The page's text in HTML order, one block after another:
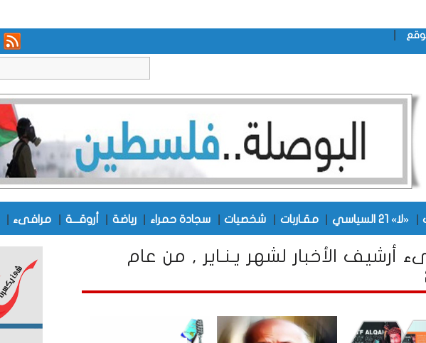
«لا» 21 السياسي مقـاربات شخصيات سجادة حمراء رياضة أروقـــة مرافىء
أرشيف الأخبار لشهر يـنـاير , من عام